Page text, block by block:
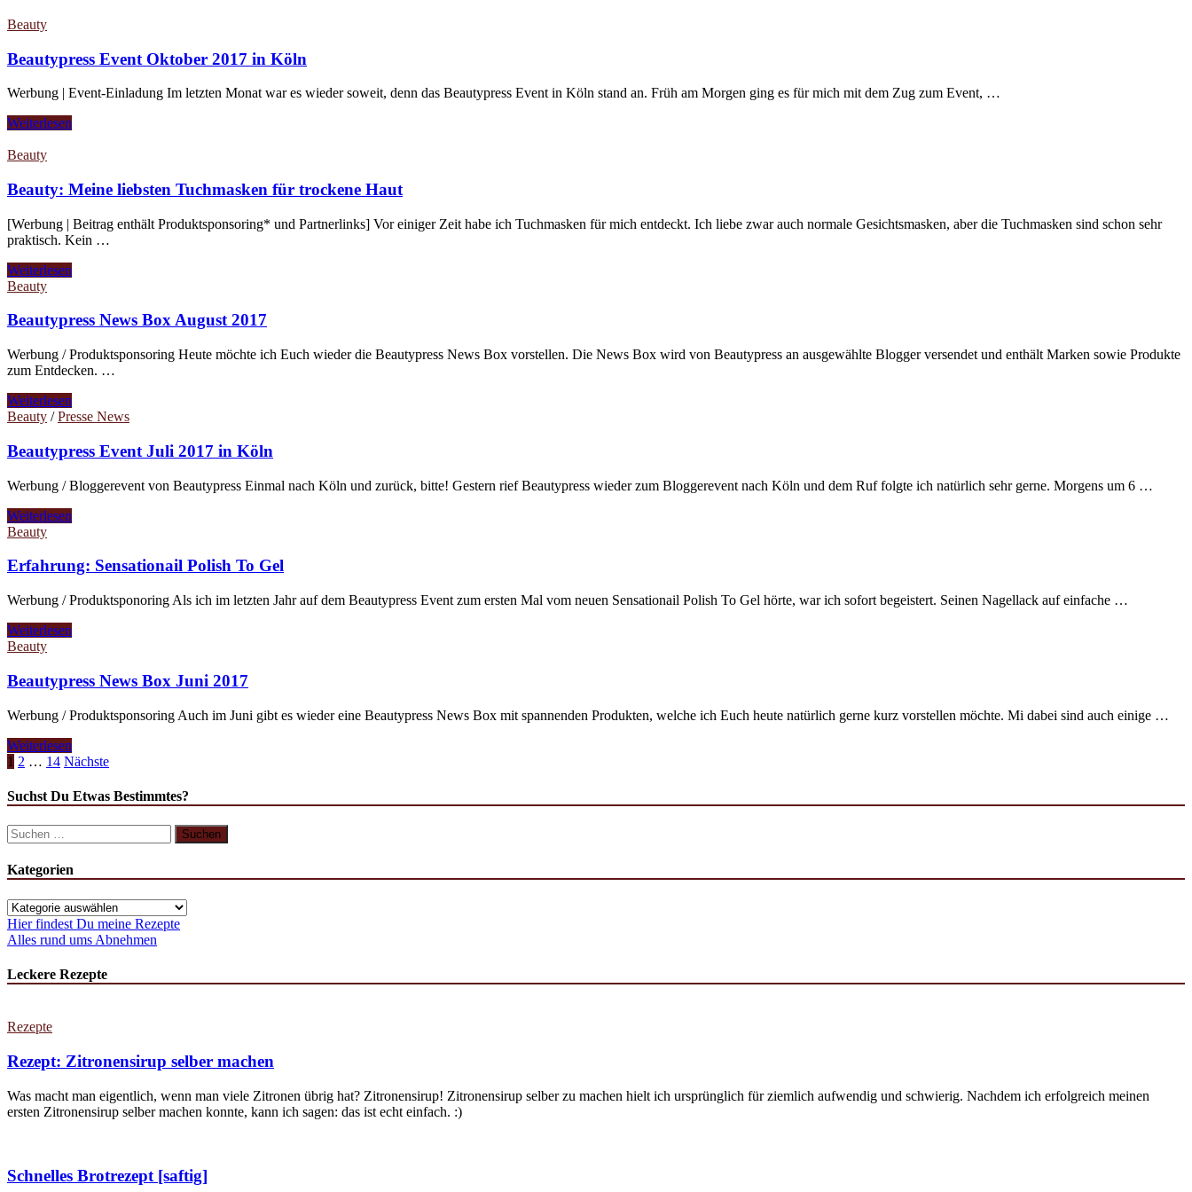
Beauty
Beautypress Event Oktober 2017 in Köln
Werbung | Event-Einladung Im letzten Monat war es wieder soweit, denn das Beautypress Event in Köln stand an. Früh am Morgen ging es für mich mit dem Zug zum Event, …
Weiterlesen
Beauty
Beauty: Meine liebsten Tuchmasken für trockene Haut
[Werbung | Beitrag enthält Produktsponsoring* und Partnerlinks] Vor einiger Zeit habe ich Tuchmasken für mich entdeckt. Ich liebe zwar auch normale Gesichtsmasken, aber die Tuchmasken sind schon sehr
praktisch. Kein …
Weiterlesen
Beauty
Beautypress News Box August 2017
Werbung / Produktsponsoring Heute möchte ich Euch wieder die Beautypress News Box vorstellen. Die News Box wird von Beautypress an ausgewählte Blogger versendet und enthält Marken sowie Produkte
zum Entdecken. …
Weiterlesen
Beauty /Presse News
Beautypress Event Juli 2017 in Köln
Werbung / Bloggerevent von Beautypress Einmal nach Köln und zurück, bitte! Gestern rief Beautypress wieder zum Bloggerevent nach Köln und dem Ruf folgte ich natürlich sehr gerne. Morgens um 6 …
Weiterlesen
Beauty
Erfahrung: Sensationail Polish To Gel
Werbung / Produktsponoring Als ich im letzten Jahr auf dem Beautypress Event zum ersten Mal vom neuen Sensationail Polish To Gel hörte, war ich sofort begeistert. Seinen Nagellack auf einfache …
Weiterlesen
Beauty
Beautypress News Box Juni 2017
Werbung / Produktsponsoring Auch im Juni gibt es wieder eine Beautypress News Box mit spannenden Produkten, welche ich Euch heute natürlich gerne kurz vorstellen möchte. Mi dabei sind auch einige …
Weiterlesen
1 2 … 14 Nächste
Suchst Du Etwas Bestimmtes?
Kategorien
Hier findest Du meine Rezepte
Alles rund ums Abnehmen
Leckere Rezepte
Rezepte
Rezept: Zitronensirup selber machen
Was macht man eigentlich, wenn man viele Zitronen übrig hat? Zitronensirup! Zitronensirup selber zu machen hielt ich ursprünglich für ziemlich aufwendig und schwierig. Nachdem ich erfolgreich meinen
ersten Zitronensirup selber machen konnte, kann ich sagen: das ist echt einfach. :)
Schnelles Brotrezept [saftig]